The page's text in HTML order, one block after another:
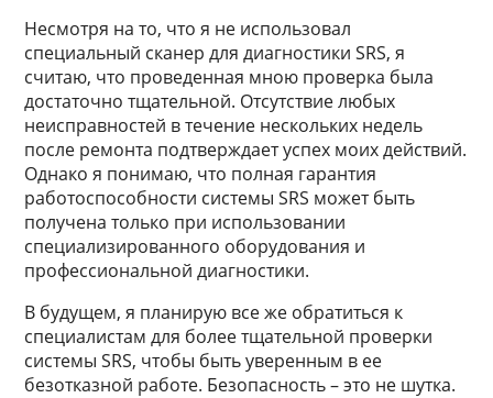
Несмотря на то, что я не использовал
специальный сканер для диагностики SRS, я
считаю, что проведенная мною проверка была
достаточно тщательной. Отсутствие любых
неисправностей в течение нескольких недель
после ремонта подтверждает успех моих действий.
Однако я понимаю, что полная гарантия
работоспособности системы SRS может быть
получена только при использовании
специализированного оборудования и
профессиональной диагностики.
В будущем, я планирую все же обратиться к
специалистам для более тщательной проверки
системы SRS, чтобы быть уверенным в ее
безотказной работе. Безопасность – это не шутка.